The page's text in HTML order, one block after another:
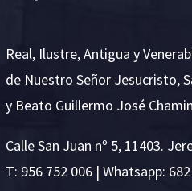
Real, Ilustre, Antigua y
de Nuestro Señor Jesucristo,
y Beato Guillermo José
Calle San Juan nº 5, 11403.
T: 956 752 006 | Whatsapp: